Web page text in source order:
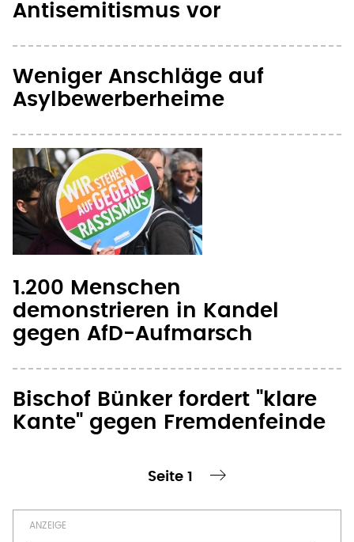
Antisemitismus vor
Weniger Anschläge auf
Asylbewerberheime
1.200 Menschen
demonstrieren in Kandel
gegen AfD-Aufmarsch
Bischof Bünker fordert "klare
Kante" gegen Fremdenfeinde
Seite 1
nächste Seite ›